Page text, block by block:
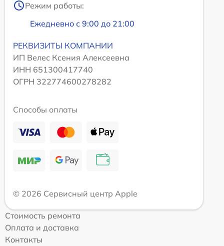
Режим работы:
Ежедневно с 9:00 до 21:00
РЕКВИЗИТЫ КОМПАНИИ
ИП Велес Ксения Алексеевна
ИНН 651300417740
ОГРН 322774600278282
Способы оплаты
© 2026 Сервисный центр Apple
Стоимость ремонта
Оплата и доставка
Контакты